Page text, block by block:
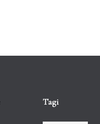
Tagi